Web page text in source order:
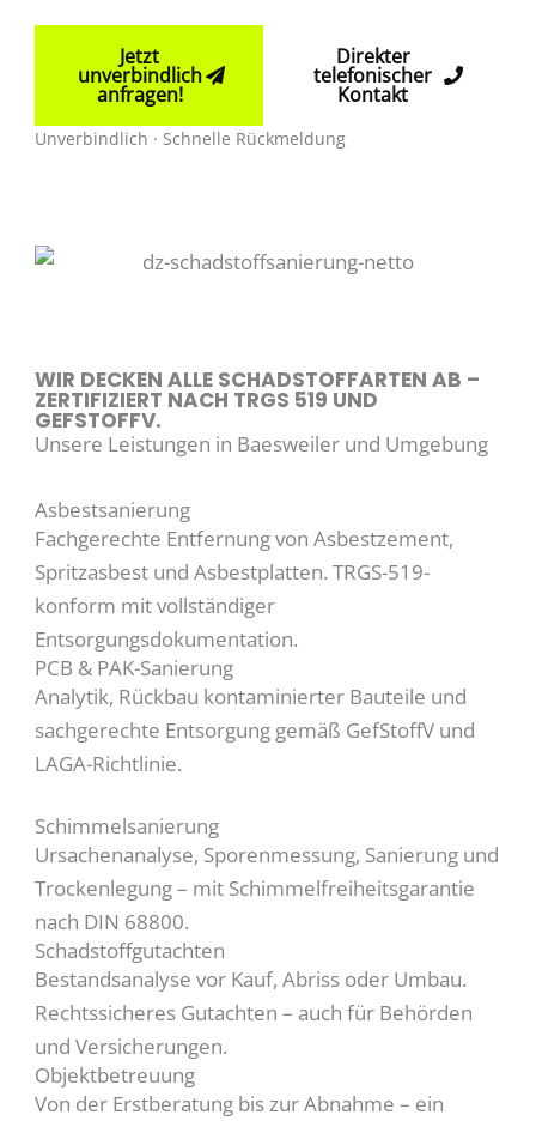
Jetzt
unverbindlich
anfragen!
Direkter
telefonischer
Kontakt
Unverbindlich · Schnelle Rückmeldung
WIR DECKEN ALLE SCHADSTOFFARTEN AB –
ZERTIFIZIERT NACH TRGS 519 UND
GEFSTOFFV.
Unsere Leistungen in Baesweiler und Umgebung
Asbestsanierung
Fachgerechte Entfernung von Asbestzement,
Spritzasbest und Asbestplatten. TRGS-519-
konform mit vollständiger
Entsorgungsdokumentation.
PCB & PAK-Sanierung
Analytik, Rückbau kontaminierter Bauteile und
sachgerechte Entsorgung gemäß GefStoffV und
LAGA-Richtlinie.
Schimmelsanierung
Ursachenanalyse, Sporenmessung, Sanierung und
Trockenlegung – mit Schimmelfreiheitsgarantie
nach DIN 68800.
Schadstoffgutachten
Bestandsanalyse vor Kauf, Abriss oder Umbau.
Rechtssicheres Gutachten – auch für Behörden
und Versicherungen.
Objektbetreuung
Von der Erstberatung bis zur Abnahme – ein